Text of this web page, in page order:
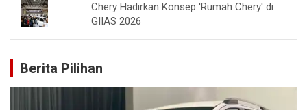
Chery Hadirkan Konsep 'Rumah Chery' di
GIIAS 2026
Berita Pilihan